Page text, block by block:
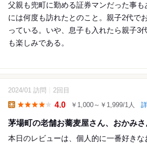
父親も兜町に勤める証券マンだった事
には何度も訪れたとのこと。親子2代で
っている。いや、息子も入れたら親子3
も楽しみである。
9
2024/01 訪問 2回目
4.0 ￥1,000～￥1,999/1人
茅場町の老舗お蕎麦屋さん、おかみ
本日のレビューは、個人的に一番好き